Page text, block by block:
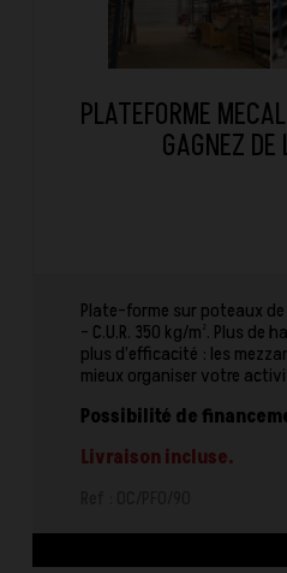
PLATEFORME
GAGNEZ
Plate-forme sur poteaux de
- C.U.R. 350 kg/m². Plus de
plus d’efficacité : les
mieux organiser votre
Possibilité de
Livraison incluse.